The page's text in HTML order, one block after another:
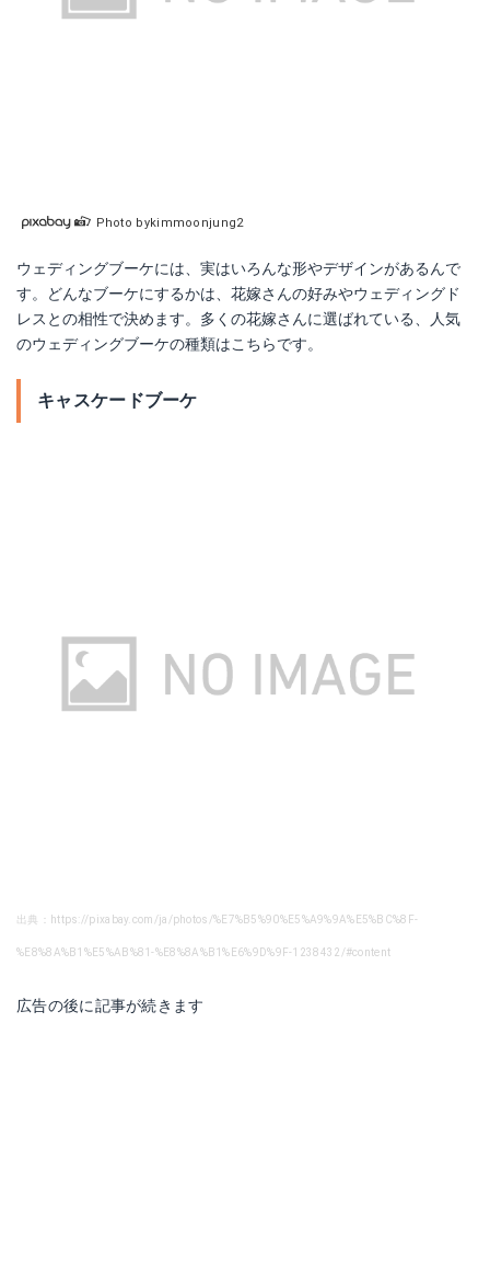
Photo bykimmoonjung2
ウェディングブーケには、実はいろんな形やデザインがあるんで
す。どんなブーケにするかは、花嫁さんの好みやウェディングド
レスとの相性で決めます。多くの花嫁さんに選ばれている、人気
のウェディングブーケの種類はこちらです。
キャスケードブーケ
出典：https://pixabay.com/ja/photos/%E7%B5%90%E5%A9%9A%E5%BC%8F-
%E8%8A%B1%E5%AB%81-%E8%8A%B1%E6%9D%9F-1238432/#content
広告の後に記事が続きます